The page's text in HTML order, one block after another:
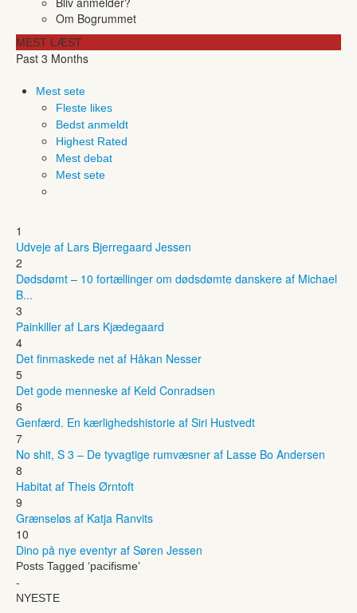
Om Bogrummet
MEST LÆST
Past 3 Months
Mest sete
Fleste likes
Bedst anmeldt
Highest Rated
Mest debat
Mest sete
1
Udveje af Lars Bjerregaard Jessen
2
Dødsdømt – 10 fortællinger om dødsdømte danskere af Michael
B...
3
Painkiller af Lars Kjædegaard
4
Det finmaskede net af Håkan Nesser
5
Det gode menneske af Keld Conradsen
6
Genfærd. En kærlighedshistorie af Siri Hustvedt
7
No shit, S 3 – De tyvagtige rumvæsner af Lasse Bo Andersen
8
Habitat af Theis Ørntoft
9
Grænseløs af Katja Ranvits
10
Dino på nye eventyr af Søren Jessen
Posts Tagged ‘pacifisme’
-
NYESTE